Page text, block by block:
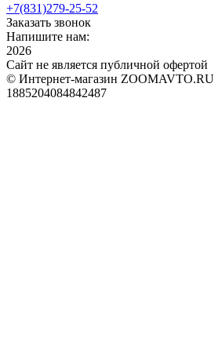
+7(831)279-25-52
Заказать звонок
Напишите нам:
2026
Сайт не является публичной офертой
© Интернет-магазин ZOOMAVTO.RU
1885204084842487